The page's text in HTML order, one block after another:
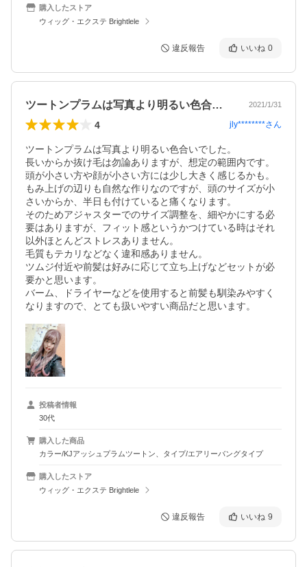
購入したストア
ウィッグ・エクステ Brightlele
違反報告 いいね 0
ツートンプラムは写真より明るい色合いで… 2021/1/31
4 jly********さん
ツートンプラムは写真より明るい色合いでした。
長いからか抜け毛は勿論ありますが、想定の範囲内です。
頭が小さい方や顔が小さい方には少し大きく感じるかも。
もみ上げの辺りも自然な作りなのですが、頭のサイズが小
さいからか、半日も付けていると痛くなります。
そのためアジャスターでのサイズ調整を、細やかにする必
要はありますが、フィット感というかつけている時はそれ
以外ほとんどストレスありません。
毛質もテカリなどなく違和感ありません。
ツムジ付近や前髪は好みに応じて立ち上げなどセットが必
要かと思います。
バーム、ドライヤーなどを使用すると前髪も馴染みやすく
なりますので、とても扱いやすい商品だと思います。
投稿者情報
30代
購入した商品
カラー/KJアッシュプラムツートン、タイプ/エアリーバングタイプ
購入したストア
ウィッグ・エクステ Brightlele
違反報告 いいね 9